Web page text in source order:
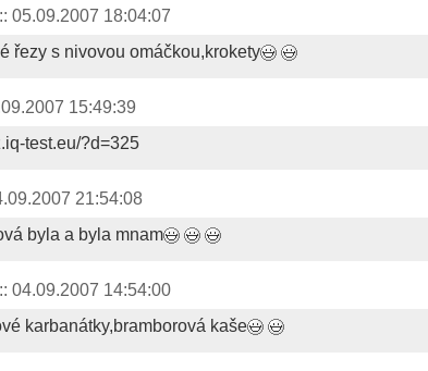
:: 05.09.2007 18:04:07
řezy s nivovou omáčkou,krokety
15:49:39
test.eu/?d=325
21:54:08
byla a byla mnam
:: 04.09.2007 14:54:00
karbanátky,bramborová kaše